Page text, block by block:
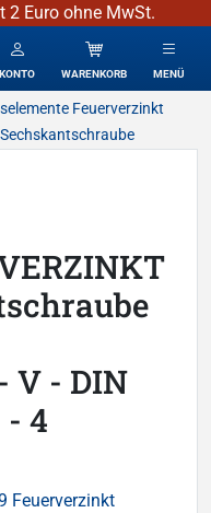
2 Euro ohne MwSt.
KONTO WARENKORB MENÜ
Feuerverzinkt
V - DIN
- 4
Feuerverzinkt